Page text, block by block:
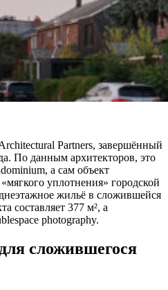
Partners, завершённый
По данным архитекторов, это
а сам объект
уплотнения» городской
жильё в сложившейся
составляет 377 м², а
photography.
сложившегося